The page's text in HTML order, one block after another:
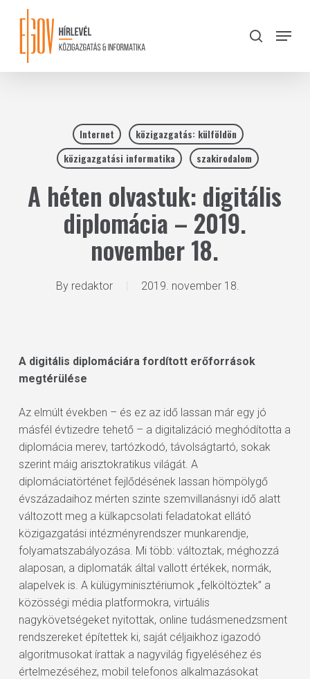
content
search
Menu
Internet
közigazgatás: külföldön
közigazgatási informatika
szakirodalom
A héten olvastuk: digitális
diplomácia – 2019.
november 18.
By redaktor 2019. november 18.
A digitális diplomáciára fordított erőforrások
megtérülése
Az elmúlt években – és ez az idő lassan már egy jó
másfél évtizedre tehető – a digitalizáció meghódította a
diplomácia merev, tartózkodó, távolságtartó, sokak
szerint máig arisztokratikus világát. A
diplomáciatörténet fejlődésének lassan hömpölygő
évszázadaihoz mérten szinte szemvillanásnyi idő alatt
változott meg a külkapcsolati feladatokat ellátó
közigazgatási intézményrendszer munkarendje,
folyamatszabályozása. Mi több: változtak, méghozzá
alaposan, a diplomaták által vallott értékek, normák,
alapelvek is. A külügyminisztériumok „felköltöztek” a
közösségi média platformokra, virtuális
nagykövetségeket nyitottak, online tudásmenedzsment
rendszereket építettek ki, saját céljaikhoz igazodó
algoritmusokat írattak a nagyvilág figyeléséhez és
értelmezéséhez, mobil telefonos alkalmazásokat
Close